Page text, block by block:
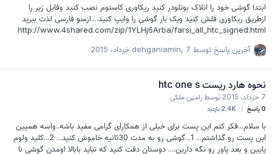
ابتدا گوشی خود را انلاک بوتلودر کنید ریکاوری کاستوم نصب کنید وفایل زیر را
ازطریق ریکاوری فلش کنید ویک بار گوشی را وایپ کنید....ازمنو فارسی لذت ببرید
http://www.4shared.com/zip/1YLHj6Arba/farsi_all_htc_signed.html
آخرین پاسخ توسط dehganiamin ,7 خرداد، 2015
نحوه هارد ریست htc one s
7 خرداد، 2015 توسط رامین ملکی
0پاسخ 2.4Kبازدید
با سلام...فکر کنم این پست برای خیلی از همکارای گرامی مفید باشه..واسه همیین
این پست رو گذاشتم... 1...گوشی رو به مدت 30ثانیه خاموش کنید... 2...کلید ولوم
پایین و بعد پاور رو نگه دارین.... دوستان دقت کنید که نباید بابالا اومدن گوشی نا